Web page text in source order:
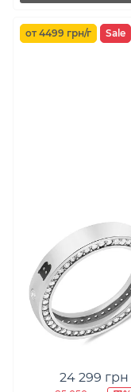
от 4499 грн/г Sale
24 299 грн